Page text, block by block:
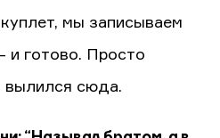
мы записываем
и готово. Просто
вылился сюда.